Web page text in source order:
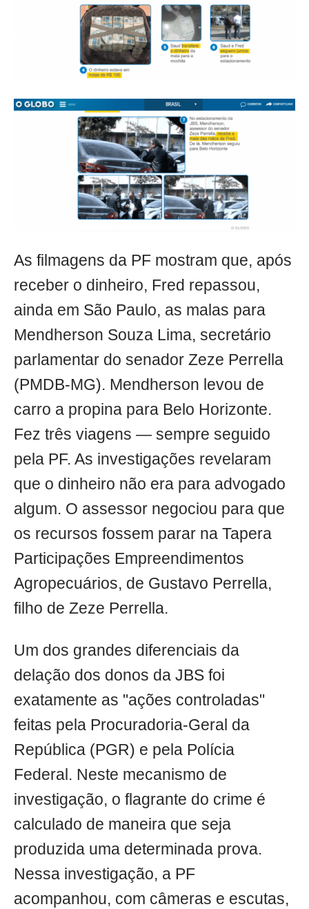
As filmagens da PF mostram que, após
receber o dinheiro, Fred repassou,
ainda em São Paulo, as malas para
Mendherson Souza Lima, secretário
parlamentar do senador Zeze Perrella
(PMDB-MG). Mendherson levou de
carro a propina para Belo Horizonte.
Fez três viagens — sempre seguido
pela PF. As investigações revelaram
que o dinheiro não era para advogado
algum. O assessor negociou para que
os recursos fossem parar na Tapera
Participações Empreendimentos
Agropecuários, de Gustavo Perrella,
filho de Zeze Perrella.
Um dos grandes diferenciais da
delação dos donos da JBS foi
exatamente as "ações controladas"
feitas pela Procuradoria-Geral da
República (PGR) e pela Polícia
Federal. Neste mecanismo de
investigação, o flagrante do crime é
calculado de maneira que seja
produzida uma determinada prova.
Nessa investigação, a PF
acompanhou, com câmeras e escutas,